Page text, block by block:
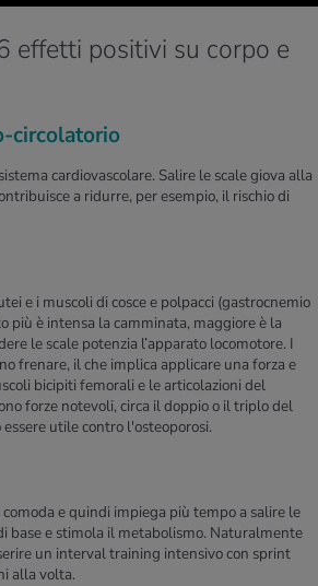
effetti positivi su corpo e
circolatorio
cardiovascolare. Salire le scale giova alla
a ridurre, per esempio, il rischio di
e i muscoli di cosce e polpacci (gastrocnemio
più è intensa la camminata, maggiore è la
le scale potenzia l’apparato locomotore. I
frenare, il che implica applicare una forza e
bicipiti femorali e le articolazioni del
forze notevoli, circa il doppio o il triplo del
utile contro l'osteoporosi.
e quindi impiega più tempo a salire le
base e stimola il metabolismo. Naturalmente
un interval training intensivo con sprint
alla volta.